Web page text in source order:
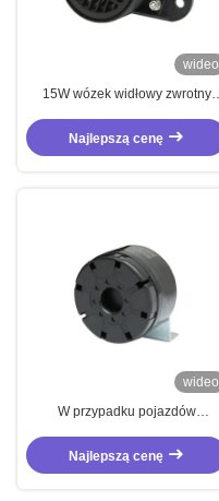
wideo
15W wózek widłowy zwrotny
12V sześć ton
Najlepszą cenę
wideo
W przypadku pojazdów
prądu prądu prądu prądu prądu
Najlepszą cenę